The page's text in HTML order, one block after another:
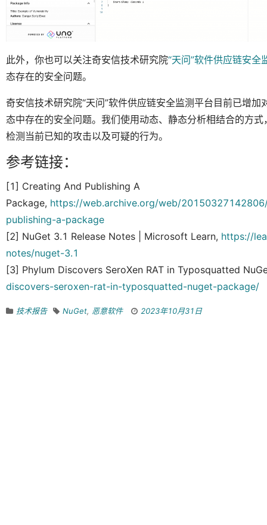
此外，你也可以关注奇安信技术研究院“天问”软件供应链安全
态存在的安全问题。
奇安信技术研究院“天问”软件供应链安全监测平台目前已增
态中存在的安全问题。我们使用动态、静态分析相结合的方
检测当前已知的攻击以及可疑的行为。
参考链接：
[1] Creating And Publishing A
Package, https://web.archive.org/web/
publishing-a-package
[2] NuGet 3.1 Release Notes | Microsoft Learn, https://
notes/nuget-3.1
[3] Phylum Discovers SeroXen RAT in Typosquatted
discovers-seroxen-rat-in-typosquatted-nuget-package/
技术报告 NuGet, 恶意软件 2023年10月31日